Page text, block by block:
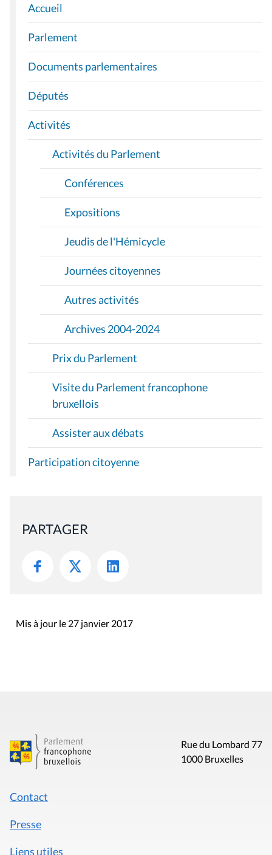
N
A
V
I
G
A
T
I
O
Accueil
Parlement
Documents parlementaires
Députés
Activités
Activités du Parlement
Conférences
Expositions
Jeudis de l'Hémicycle
Journées citoyennes
Autres activités
Archives 2004-2024
Prix du Parlement
Visite du Parlement francophone
bruxellois
Assister aux débats
Participation citoyenne
PARTAGER
Mis à jour le 27 janvier 2017
Rue du Lombard 77
1000 Bruxelles
Contact
Presse
Liens utiles